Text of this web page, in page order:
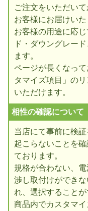
ご注文をいただい
お客様にお届けいた
お客様の用途に応
ド・ダウングレー
ます。
ページが長くなっ
タマイズ項目」の
いただけます。
相性の確認について
当店にて事前に検
起こらないことを
ております。
規格が合わない、
渉し取付けができ
れ、選択することが
商品内でカスタマ